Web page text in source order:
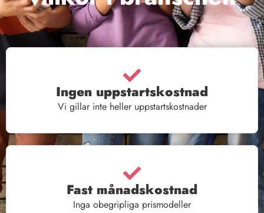
Ingen uppstartskostnad
Vi gillar inte heller uppstartskostnader
Fast månadskostnad
Inga obegripliga prismodeller